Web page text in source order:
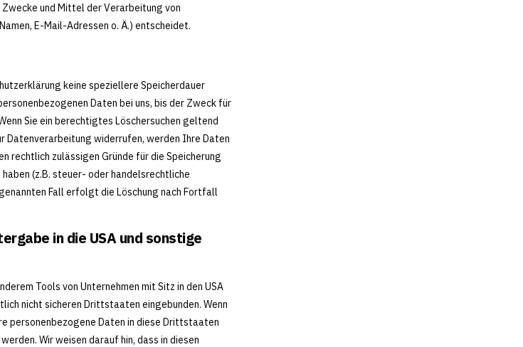
und Mittel der Verarbeitung von
E-Mail-Adressen o. Ä.) entscheidet.
keine speziellere Speicherdauer
Daten bei uns, bis der Zweck für
Sie ein berechtigtes Löschersuchen geltend
Datenverarbeitung widerrufen, werden Ihre Daten
rechtlich zulässigen Gründe für die Speicherung
(z.B. steuer- oder handelsrechtliche
Fall erfolgt die Löschung nach Fortfall
in die USA und sonstige
Tools von Unternehmen mit Sitz in den USA
nicht sicheren Drittstaaten eingebunden. Wenn
personenbezogene Daten in diese Drittstaaten
Wir weisen darauf hin, dass in diesen